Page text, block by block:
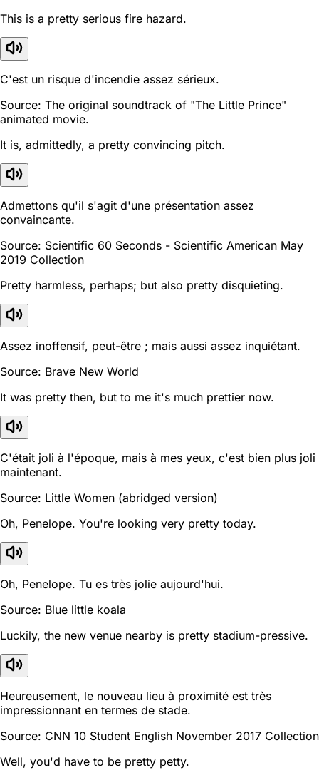
This is a pretty serious fire hazard.
C'est un risque d'incendie assez sérieux.
Source: The original soundtrack of "The Little Prince"
animated movie.
It is, admittedly, a pretty convincing pitch.
Admettons qu'il s'agit d'une présentation assez
convaincante.
Source: Scientific 60 Seconds - Scientific American May
2019 Collection
Pretty harmless, perhaps; but also pretty disquieting.
Assez inoffensif, peut-être ; mais aussi assez inquiétant.
Source: Brave New World
It was pretty then, but to me it's much prettier now.
C'était joli à l'époque, mais à mes yeux, c'est bien plus joli
maintenant.
Source: Little Women (abridged version)
Oh, Penelope. You're looking very pretty today.
Oh, Penelope. Tu es très jolie aujourd'hui.
Source: Blue little koala
Luckily, the new venue nearby is pretty stadium-pressive.
Heureusement, le nouveau lieu à proximité est très
impressionnant en termes de stade.
Source: CNN 10 Student English November 2017 Collection
Well, you'd have to be pretty petty.